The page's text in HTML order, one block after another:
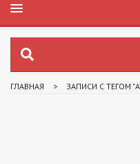
ГЛАВНАЯ > ЗАПИСИ С ТЕГОМ